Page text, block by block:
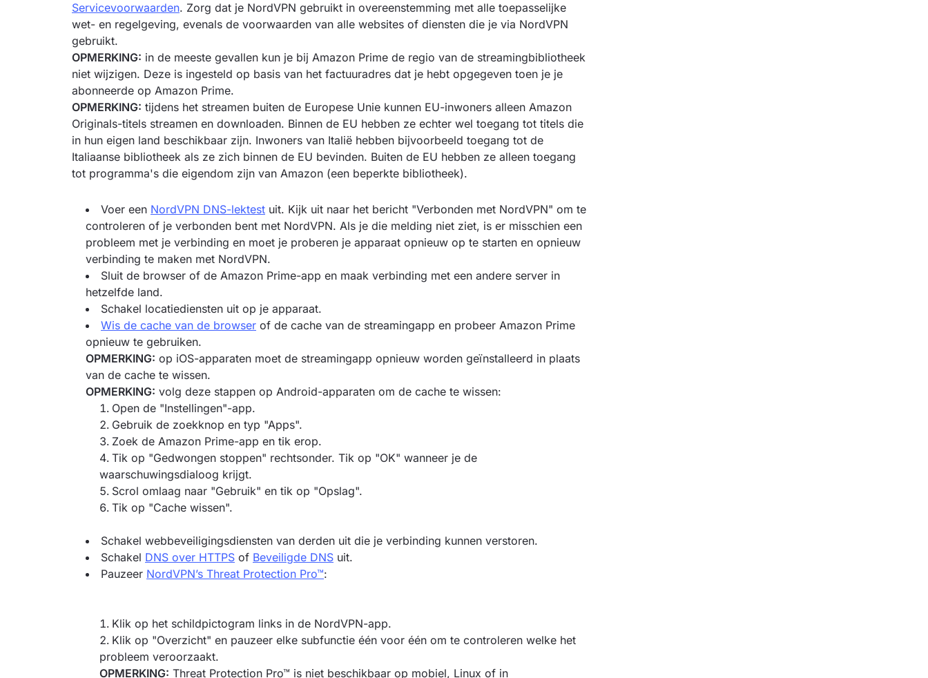
Servicevoorwaarden. Zorg dat je NordVPN gebruikt in overeenstemming met alle toepasselijke
wet- en regelgeving, evenals de voorwaarden van alle websites of diensten die je via NordVPN
gebruikt.
OPMERKING: in de meeste gevallen kun je bij Amazon Prime de regio van de streamingbibliotheek
niet wijzigen. Deze is ingesteld op basis van het factuuradres dat je hebt opgegeven toen je je
abonneerde op Amazon Prime.
OPMERKING: tijdens het streamen buiten de Europese Unie kunnen EU-inwoners alleen Amazon
Originals-titels streamen en downloaden. Binnen de EU hebben ze echter wel toegang tot titels die
in hun eigen land beschikbaar zijn. Inwoners van Italië hebben bijvoorbeeld toegang tot de
Italiaanse bibliotheek als ze zich binnen de EU bevinden. Buiten de EU hebben ze alleen toegang
tot programma's die eigendom zijn van Amazon (een beperkte bibliotheek).
Voer een NordVPN DNS-lektest uit. Kijk uit naar het bericht "Verbonden met NordVPN" om te
controleren of je verbonden bent met NordVPN. Als je die melding niet ziet, is er misschien een
probleem met je verbinding en moet je proberen je apparaat opnieuw op te starten en opnieuw
verbinding te maken met NordVPN.
Sluit de browser of de Amazon Prime-app en maak verbinding met een andere server in
hetzelfde land.
Schakel locatiediensten uit op je apparaat.
Wis de cache van de browser of de cache van de streamingapp en probeer Amazon Prime
opnieuw te gebruiken.
OPMERKING: op iOS-apparaten moet de streamingapp opnieuw worden geïnstalleerd in plaats
van de cache te wissen.
OPMERKING: volg deze stappen op Android-apparaten om de cache te wissen:
Open de "Instellingen"-app.
Gebruik de zoekknop en typ "Apps".
Zoek de Amazon Prime-app en tik erop.
Tik op "Gedwongen stoppen" rechtsonder. Tik op "OK" wanneer je de
waarschuwingsdialoog krijgt.
Scrol omlaag naar "Gebruik" en tik op "Opslag".
Tik op "Cache wissen".
Schakel webbeveiligingsdiensten van derden uit die je verbinding kunnen verstoren.
Schakel DNS over HTTPS of Beveiligde DNS uit.
Pauzeer NordVPN’s Threat Protection Pro™:
Klik op het schildpictogram links in de NordVPN-app.
Klik op "Overzicht" en pauzeer elke subfunctie één voor één om te controleren welke het
probleem veroorzaakt.
OPMERKING: Threat Protection Pro™ is niet beschikbaar op mobiel, Linux of in